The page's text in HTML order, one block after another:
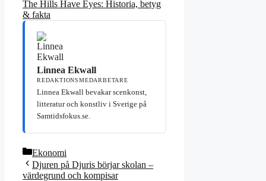
The Hills Have Eyes: Historia, betyg
& fakta
Linnea Ekwall
REDAKTIONSMEDARBETARE
Linnea Ekwall bevakar scenkonst,
litteratur och konstliv i Sverige på
Samtidsfokus.se.
Kategorier
Ekonomi
Djuren på Djuris börjar skolan –
värdegrund och kompisar